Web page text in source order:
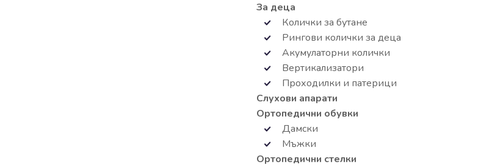
За деца
Колички за бутане
Рингови колички за деца
Акумулаторни колички
Вертикализатори
Проходилки и патерици
Слухови апарати
Ортопедични обувки
Дамски
Мъжки
Ортопедични стелки